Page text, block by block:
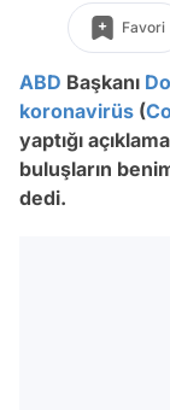
Favori
ABD Başkanı
koronavirüs (
yaptığı
buluşların
dedi.